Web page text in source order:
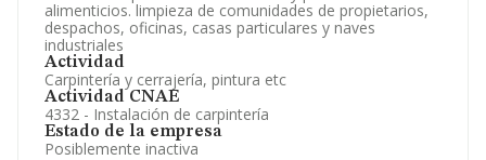
alimenticios. limpieza de comunidades de propietarios,
despachos, oficinas, casas particulares y naves
industriales
Actividad
Carpintería y cerrajería, pintura etc
Actividad CNAE
4332 - Instalación de carpintería
Estado de la empresa
Posiblemente inactiva